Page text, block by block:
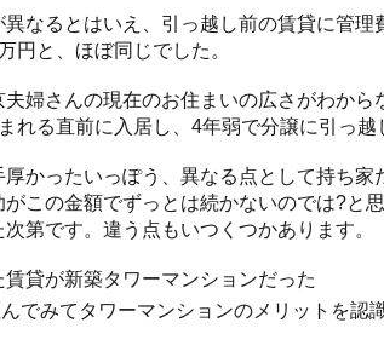
なるとはいえ、引っ越し前の賃貸に管
円と、ほぼ同じでした。
夫婦さんの現在のお住まいの広さがわか
れる直前に入居し、4年弱で分譲に引っ越
かったいっぽう、異なる点として持ち
がこの金額でずっとは続かないのでは?と
第です。違う点もいつくつかあります。
賃貸が新築タワーマンションだった
でみてタワーマンションのメリットを認